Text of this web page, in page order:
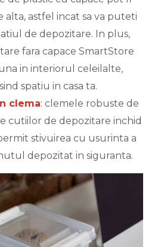
alta, astfel incat sa va puteti
de depozitare. In plus,
fara capace SmartStore
in interiorul celeilalte,
spatiu in casa ta.
clema: clemele robuste de
cutiilor de depozitare inchid
stivuirea cu usurinta a
depozitat in siguranta.